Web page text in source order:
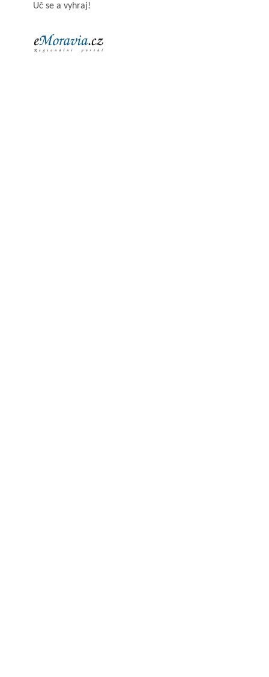
Uč se a vyhraj!